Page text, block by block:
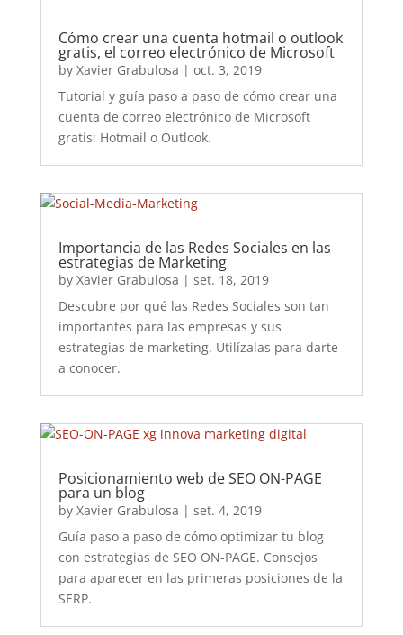
Cómo crear una cuenta hotmail o outlook
gratis, el correo electrónico de Microsoft
by Xavier Grabulosa | oct. 3, 2019
Tutorial y guía paso a paso de cómo crear una
cuenta de correo electrónico de Microsoft
gratis: Hotmail o Outlook.
Importancia de las Redes Sociales en las
estrategias de Marketing
by Xavier Grabulosa | set. 18, 2019
Descubre por qué las Redes Sociales son tan
importantes para las empresas y sus
estrategias de marketing. Utilízalas para darte
a conocer.
Posicionamiento web de SEO ON-PAGE
para un blog
by Xavier Grabulosa | set. 4, 2019
Guía paso a paso de cómo optimizar tu blog
con estrategias de SEO ON-PAGE. Consejos
para aparecer en las primeras posiciones de la
SERP.